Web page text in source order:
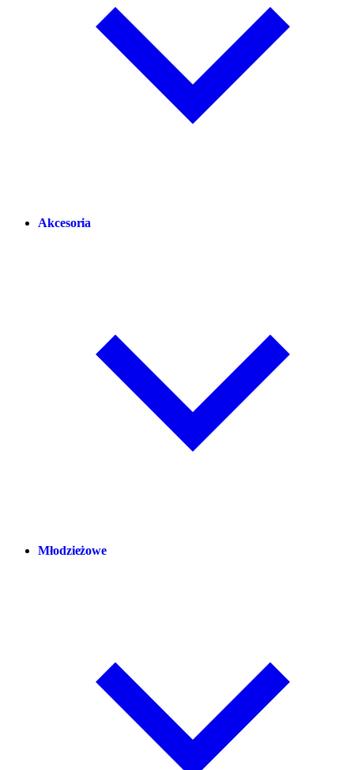
Akcesoria
Młodzieżowe